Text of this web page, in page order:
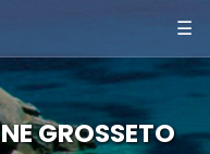
☰
GROSSETO